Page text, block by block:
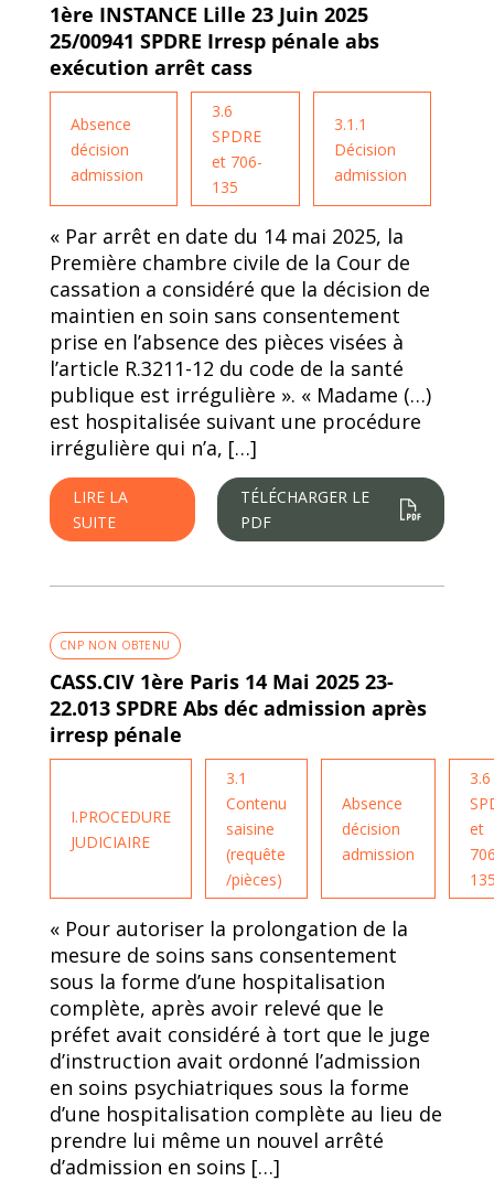
1ère INSTANCE Lille 23 Juin 2025
25/00941 SPDRE Irresp pénale abs
exécution arrêt cass
Absence
décision
admission
3.6
SPDRE
et 706-
135
3.1.1
Décision
admission
« Par arrêt en date du 14 mai 2025, la
Première chambre civile de la Cour de
cassation a considéré que la décision de
maintien en soin sans consentement
prise en l’absence des pièces visées à
l’article R.3211-12 du code de la santé
publique est irrégulière ». « Madame (…)
est hospitalisée suivant une procédure
irrégulière qui n’a, […]
LIRE LA
SUITE
TÉLÉCHARGER LE
PDF
CNP NON OBTENU
CASS.CIV 1ère Paris 14 Mai 2025 23-
22.013 SPDRE Abs déc admission après
irresp pénale
I.PROCEDURE
JUDICIAIRE
3.1
Contenu
saisine
(requête
/pièces)
Absence
décision
admission
3.6
et
« Pour autoriser la prolongation de la
mesure de soins sans consentement
sous la forme d’une hospitalisation
complète, après avoir relevé que le
préfet avait considéré à tort que le juge
d’instruction avait ordonné l’admission
en soins psychiatriques sous la forme
d’une hospitalisation complète au lieu de
prendre lui même un nouvel arrêté
d’admission en soins […]